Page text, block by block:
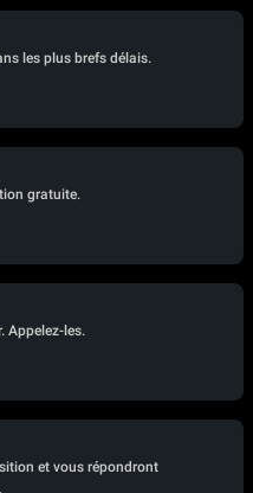
les plus brefs délais.
gratuite.
Appelez-les.
et vous répondront